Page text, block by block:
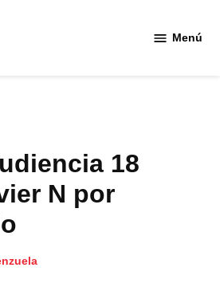
Menú
18
N por